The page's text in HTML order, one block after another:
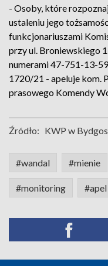
- Osoby, które
ustaleniu jego
funkcjonariuszami
przy ul. Broniewskiego
numerami 47-751-13-
1720/21 - apeluje kom.
prasowego Komendy
Źródło: KWP w
#wandal #mienie
#monitoring #apel